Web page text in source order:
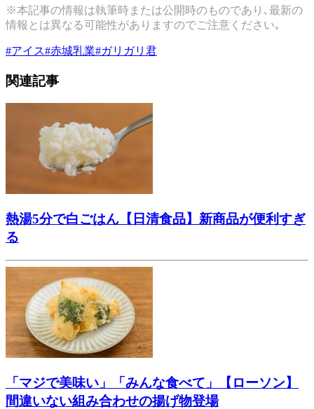
※本記事の情報は執筆時または公開時のものであり､最新の
情報とは異なる可能性がありますのでご注意ください｡
#アイス#赤城乳業#ガリガリ君
関連記事
熱湯5分で白ごはん【日清食品】新商品が便利すぎ
る
「マジで美味い」「みんな食べて」【ローソン】
間違いない組み合わせの揚げ物登場